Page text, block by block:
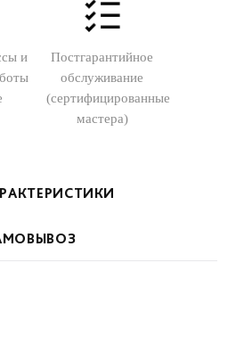
и
Постгарантийное
обслуживание
(сертифицированные
мастера)